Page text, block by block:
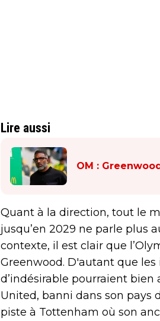
Lire aussi
OM :
Quant à la direction, tout le
jusqu’en 2029 ne parle plus
contexte, il est clair que
Greenwood. D'autant que
d’indésirable pourraient bien
United, banni dans son pays
piste à Tottenham où son